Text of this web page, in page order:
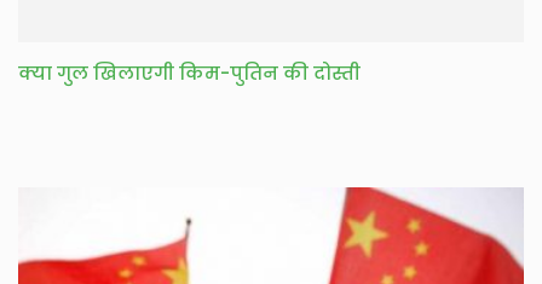
क्या गुल खिलाएगी किम-पुतिन की दोस्ती